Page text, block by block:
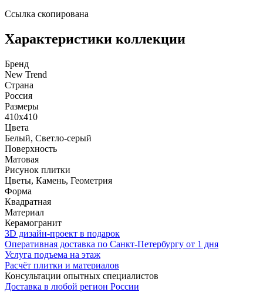
Ссылка скопирована
Характеристики коллекции
Бренд
New Trend
Страна
Россия
Размеры
410x410
Цвета
Белый, Светло-серый
Поверхность
Матовая
Рисунок плитки
Цветы, Камень, Геометрия
Форма
Квадратная
Материал
Керамогранит
3D дизайн-проект в подарок
Оперативная доставка по Санкт-Петербургу от 1 дня
Услуга подъема на этаж
Расчёт плитки и материалов
Консультации опытных специалистов
Доставка в любой регион России